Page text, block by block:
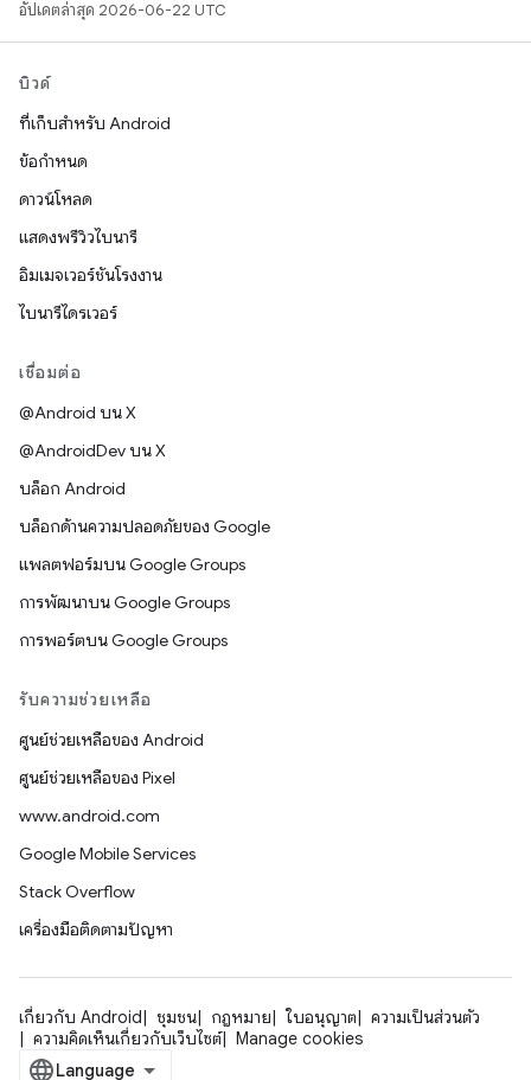
อัปเดตล่าสุด 2026-06-22 UTC
บิวด์
ที่เก็บสำหรับ Android
ข้อกำหนด
ดาวน์โหลด
แสดงพรีวิวไบนารี
อิมเมจเวอร์ชันโรงงาน
ไบนารีไดรเวอร์
เชื่อมต่อ
@Android บน X
@AndroidDev บน X
บล็อก Android
บล็อกด้านความปลอดภัยของ Google
แพลตฟอร์มบน Google Groups
การพัฒนาบน Google Groups
การพอร์ตบน Google Groups
รับความช่วยเหลือ
ศูนย์ช่วยเหลือของ Android
ศูนย์ช่วยเหลือของ Pixel
www.android.com
Google Mobile Services
Stack Overflow
เครื่องมือติดตามปัญหา
เกี่ยวกับ Android ชุมชน กฎหมาย ใบอนุญาต
ความเป็นส่วนตัว
ความคิดเห็นเกี่ยวกับเว็บไซต์
Manage cookies